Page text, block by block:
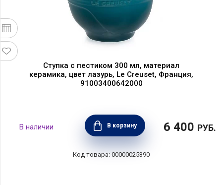
Ступка с пестиком 300 мл, материал
керамика, цвет лазурь, Le Creuset, Франция,
91003400642000
В корзину 6 400 РУБ.
00000025390